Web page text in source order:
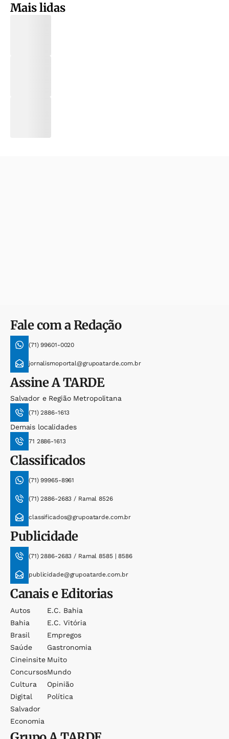
Mais lidas
Fale com a Redação
(71) 99601-0020
jornalismoportal@grupoatarde.com.br
AssineA TARDE
Salvador e Região Metropolitana
(71) 2886-1613
Demais localidades
71 2886-1613
Classificados
(71) 99965-8961
(71) 2886-2683 / Ramal 8526
classificados@grupoatarde.com.br
Publicidade
(71) 2886-2683 / Ramal 8585 | 8586
publicidade@grupoatarde.com.br
Canais e Editorias
Autos
Bahia
Brasil
Saúde
Cineinsite
Concursos
Cultura
Digital
Salvador
Economia
E.c. Bahia
E.c. Vitória
Empregos
Gastronomia
Muito
Mundo
Opinião
Política